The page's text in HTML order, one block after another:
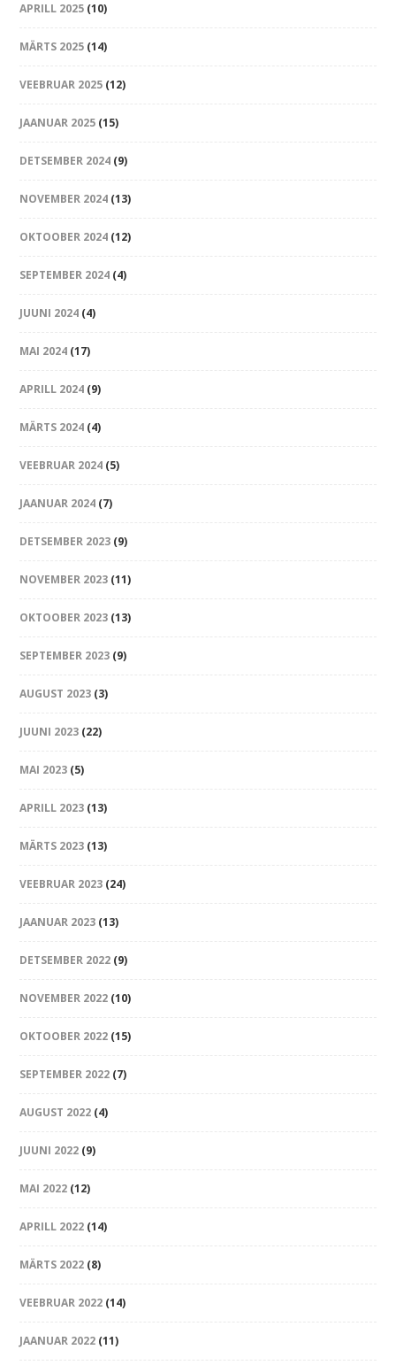
APRILL 2025 (10)
MÄRTS 2025 (14)
VEEBRUAR 2025 (12)
JAANUAR 2025 (15)
DETSEMBER 2024 (9)
NOVEMBER 2024 (13)
OKTOOBER 2024 (12)
SEPTEMBER 2024 (4)
JUUNI 2024 (4)
MAI 2024 (17)
APRILL 2024 (9)
MÄRTS 2024 (4)
VEEBRUAR 2024 (5)
JAANUAR 2024 (7)
DETSEMBER 2023 (9)
NOVEMBER 2023 (11)
OKTOOBER 2023 (13)
SEPTEMBER 2023 (9)
AUGUST 2023 (3)
JUUNI 2023 (22)
MAI 2023 (5)
APRILL 2023 (13)
MÄRTS 2023 (13)
VEEBRUAR 2023 (24)
JAANUAR 2023 (13)
DETSEMBER 2022 (9)
NOVEMBER 2022 (10)
OKTOOBER 2022 (15)
SEPTEMBER 2022 (7)
AUGUST 2022 (4)
JUUNI 2022 (9)
MAI 2022 (12)
APRILL 2022 (14)
MÄRTS 2022 (8)
VEEBRUAR 2022 (14)
JAANUAR 2022 (11)